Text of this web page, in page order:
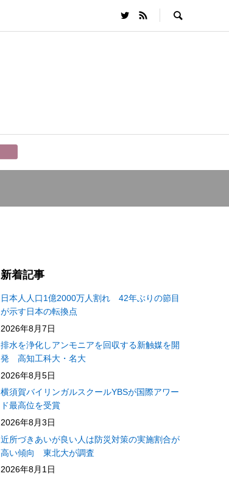
新着記事
日本人人口1億2000万人割れ 42年ぶりの節目
が示す日本の転換点
2026年8月7日
排水を浄化しアンモニアを回収する新触媒を開
発 高知工科大・名大
2026年8月5日
横須賀バイリンガルスクールYBSが国際アワー
ド最高位を受賞
2026年8月3日
近所づきあいが良い人は防災対策の実施割合が
高い傾向 東北大が調査
2026年8月1日